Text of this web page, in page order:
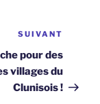
suivant
SUIVANT
pour des
villages du
Clunisois !